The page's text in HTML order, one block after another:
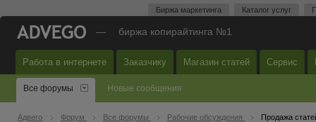
Биржа маркетинга Каталог услуг
— биржа копирайтинга №1
Работа в интернете Заказчику Магазин статей Сервис
Все форумы Новые сообщения
Адвего Форум Все форумы Рабочие обсуждения Продажа